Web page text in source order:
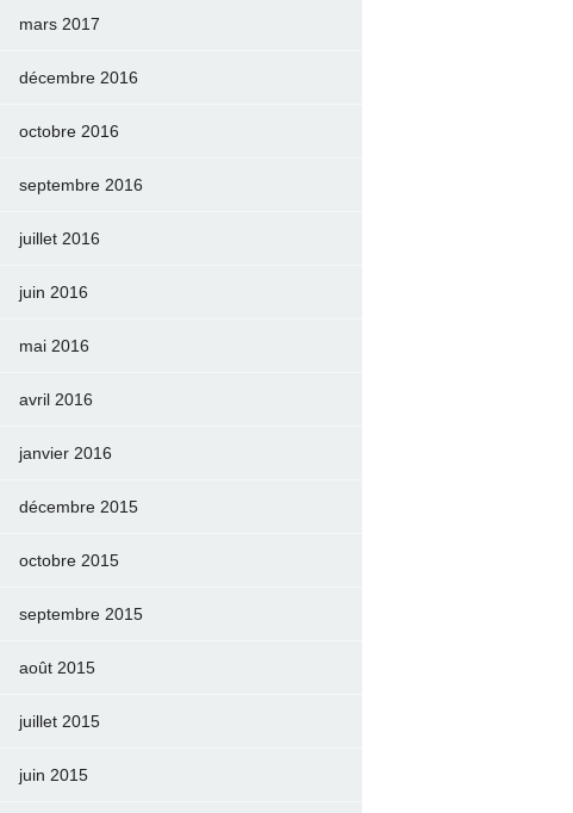
mars 2017
décembre 2016
octobre 2016
septembre 2016
juillet 2016
juin 2016
mai 2016
avril 2016
janvier 2016
décembre 2015
octobre 2015
septembre 2015
août 2015
juillet 2015
juin 2015